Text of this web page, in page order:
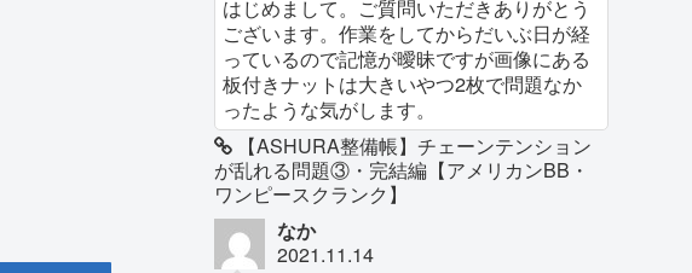
はじめまして。ご質問いただきありがとう
ございます。作業をしてからだいぶ日が経
っているので記憶が曖昧ですが画像にある
板付きナットは大きいやつ2枚で問題なか
ったような気がします。
【ASHURA整備帳】チェーンテンション
が乱れる問題③・完結編【アメリカンBB・
ワンピースクランク】
なか
2021.11.14